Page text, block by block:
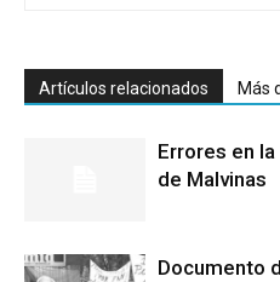
Artículos relacionados Más
Errores en
de Malvinas
Documento